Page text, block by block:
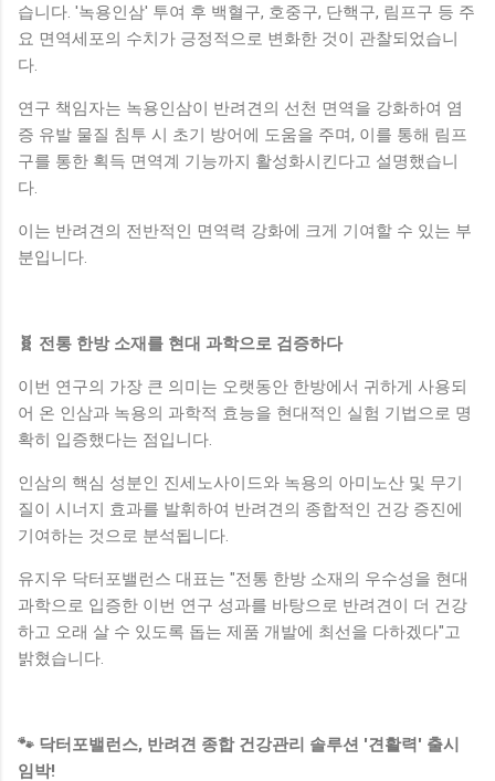
습니다. '녹용인삼' 투여 후 백혈구, 호중구, 단핵구, 림프구 등 주
요 면역세포의 수치가 긍정적으로 변화한 것이 관찰되었습니
다.
연구 책임자는 녹용인삼이 반려견의 선천 면역을 강화하여 염
증 유발 물질 침투 시 초기 방어에 도움을 주며, 이를 통해 림프
구를 통한 획득 면역계 기능까지 활성화시킨다고 설명했습니
다.
이는 반려견의 전반적인 면역력 강화에 크게 기여할 수 있는 부
분입니다.
🧬 전통 한방 소재를 현대 과학으로 검증하다
이번 연구의 가장 큰 의미는 오랫동안 한방에서 귀하게 사용되
어 온 인삼과 녹용의 과학적 효능을 현대적인 실험 기법으로 명
확히 입증했다는 점입니다.
인삼의 핵심 성분인 진세노사이드와 녹용의 아미노산 및 무기
질이 시너지 효과를 발휘하여 반려견의 종합적인 건강 증진에
기여하는 것으로 분석됩니다.
유지우 닥터포밸런스 대표는 "전통 한방 소재의 우수성을 현대
과학으로 입증한 이번 연구 성과를 바탕으로 반려견이 더 건강
하고 오래 살 수 있도록 돕는 제품 개발에 최선을 다하겠다"고
밝혔습니다.
🐾 닥터포밸런스, 반려견 종합 건강관리 솔루션 '견활력' 출시
임박!